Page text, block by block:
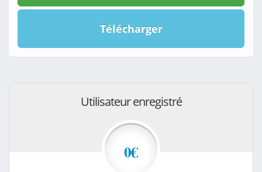
Télécharger
Utilisateur enregistré
0€